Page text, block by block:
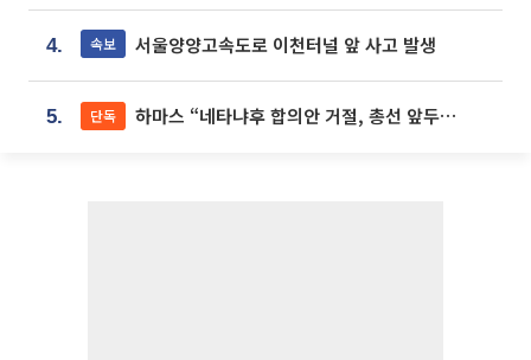
4. 속보 서울양양고속도로 이천터널 앞 사고 발생
5. 단독 하마스 “네타냐후 합의안 거절, 총선 앞두고 시간 끌기”